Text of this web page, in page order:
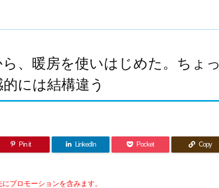
、暖房を使いはじめた。ちょっ
には結構違う
Pin it LinkedIn Pocket Copy
プロモーションを含みます。